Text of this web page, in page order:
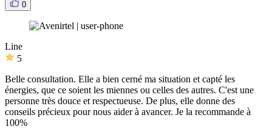
0
Line
5
Belle consultation. Elle a bien cerné ma situation et capté les
énergies, que ce soient les miennes ou celles des autres. C'est une
personne très douce et respectueuse. De plus, elle donne des
conseils précieux pour nous aider à avancer. Je la recommande à
100%